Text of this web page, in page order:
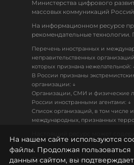
Министерства цифрового
массовых коммуникаций
На информационном ресурсе
рекомендательные технологии.
Перечень иностранных и
неправительственных
которых признана нежелательной:
В России признаны
организации: ↓
Организации, СМИ и физические
России иностранными агентами: ↓
Список организаций, в том числе
международных, признанных
18+
Политика конфиденциальности
На нашем сайте используются
файлы. Продолжая пользоваться
данным сайтом, вы